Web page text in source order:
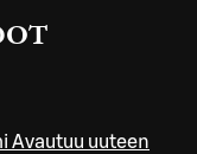
Avautuu uuteen